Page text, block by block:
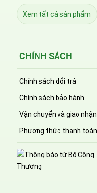
Xem tất cả sản phẩm
CHÍNH SÁCH
Chính sách đổi trả
Chính sách bảo hành
Vận chuyển và giao nhận
Phương thức thanh toán